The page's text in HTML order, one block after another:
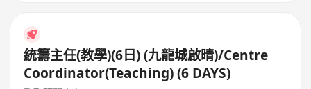
統籌主任(教學)(6日) (九龍城啟晴)/Centre
Coordinator(Teaching) (6 DAYS)